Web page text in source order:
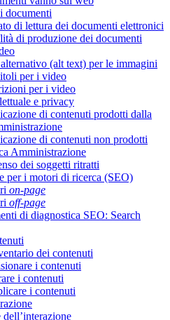
documenti
di lettura dei documenti elettronici
di produzione dei documenti
(alt text) per le immagini
per i video
per i video
e privacy
di contenuti prodotti dalla
di contenuti non prodotti
Amministrazione
dei soggetti ritratti
per i motori di ricerca (SEO)
on-page
off-page
di diagnostica SEO: Search
dei contenuti
i contenuti
i contenuti
i contenuti